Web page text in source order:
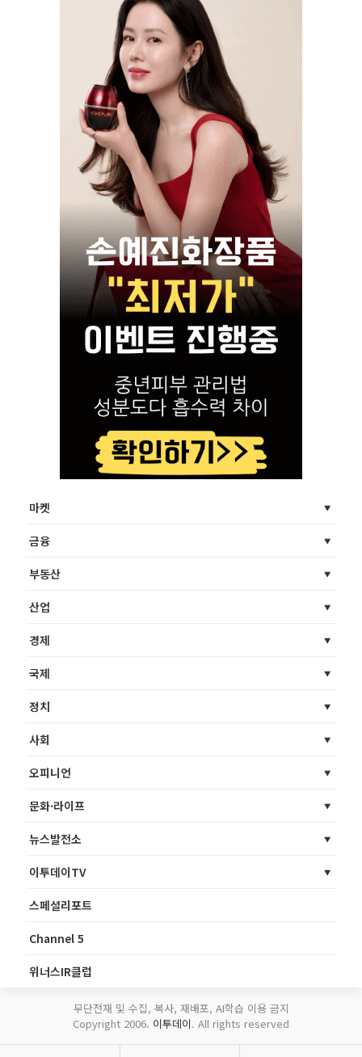
마켓
금융
부동산
산업
경제
국제
정치
사회
오피니언
문화·라이프
뉴스발전소
이투데이TV
스페셜리포트
Channel 5
위너스IR클럽
무단전재 및 수집, 복사, 재배포, AI학습 이용 금지
Copyright 2006. 이투데이. All rights reserved